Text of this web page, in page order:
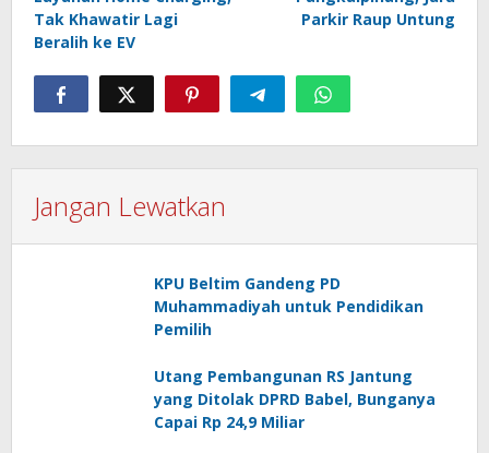
Tak Khawatir Lagi
Beralih ke EV
Parkir Raup Untung
Jangan Lewatkan
KPU Beltim Gandeng PD
Muhammadiyah untuk Pendidikan
Pemilih
Utang Pembangunan RS Jantung
yang Ditolak DPRD Babel, Bunganya
Capai Rp 24,9 Miliar